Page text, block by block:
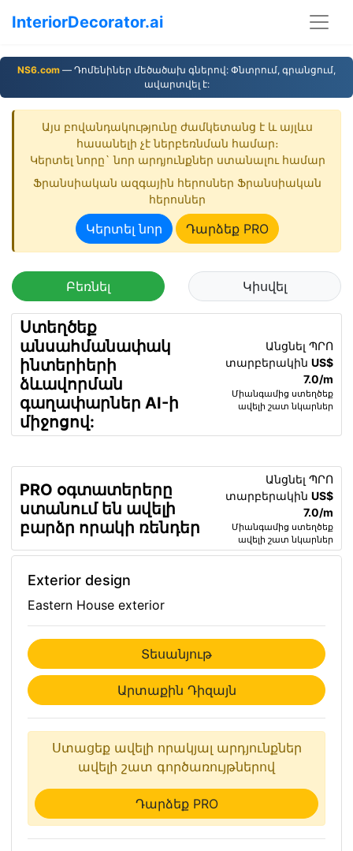
InteriorDecorator.ai
NS6.com — Դոմենիներ մեծածախ գներով: Փնտրում, գրանցում,
ավարտվել է:
Այս բովանդակությունը ժամկետանց է և այլևս
հասանելի չէ ներբեռնման համար։
Կերտել նորը` նոր արդյունքներ ստանալու համար
Ֆրանսիական ազգային հերոսներ Ֆրանսիական
հերոսներ
Կերտել նոր Դարձեք PRO
Բեռնել Կիսվել
Ստեղծեք
անսահմանափակ
ինտերիերի
ձևավորման
գաղափարներ AI-ի
միջոցով:
Անցնել ՊՐՈ
տարբերակին US$
7.0/m
Միանգամից ստեղծեք
ավելի շատ նկարներ
PRO օգտատերերը
ստանում են ավելի
բարձր որակի ռենդեր
Անցնել ՊՐՈ
տարբերակին US$
7.0/m
Միանգամից ստեղծեք
ավելի շատ նկարներ
Exterior design
Eastern House exterior
Տեսանյութ
Արտաքին Դիզայն
Ստացեք ավելի որակյալ արդյունքներ
ավելի շատ գործառույթներով
Դարձեք PRO